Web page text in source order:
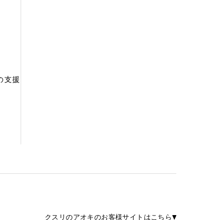
支援
クスリのアオキのお客様サイトはこちら